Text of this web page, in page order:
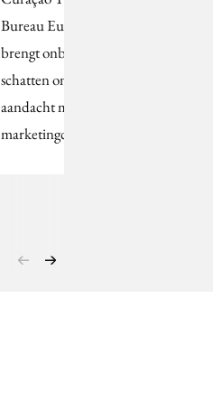
Bureau Europa (CTBE)
brengt onbekende
schatten onder de
aandacht met online
marketingcampagne.